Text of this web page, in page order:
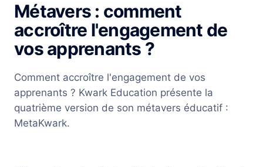
Métavers : comment
accroître l'engagement de
vos apprenants ?
Comment accroître l'engagement de vos
apprenants ? Kwark Education présente la
quatrième version de son métavers éducatif :
MetaKwark.